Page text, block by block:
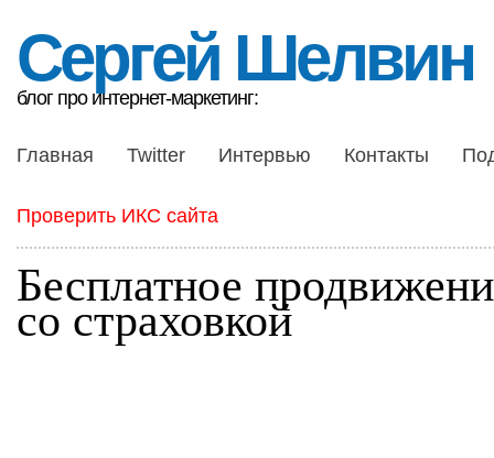
Сергей Шелвин
блог про интернет-маркетинг:
Главная Twitter Интервью Контакты
Проверить ИКС сайта
Бесплатное
со страховкой